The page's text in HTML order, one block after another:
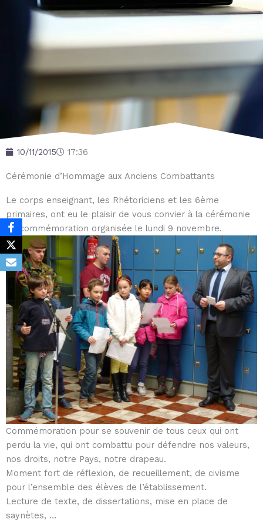
10/11/2015 17:36
Cérémonie d’Hommage aux Anciens Combattants
Le corps enseignant, les Rhétoriciens et les 6ème
primaires, ont eu le plaisir de vous convier à la cérémonie
de commémoration organisée le lundi 9 novembre.
Commémoration pour se souvenir de tous ceux qui ont
perdu la vie, qui ont combattu pour défendre nos valeurs,
nos droits, notre Pays, notre drapeau.
Moment fort de réflexion, de recueillement, de civisme
pour l’ensemble des élèves de l’établissement.
Lecture de texte, de dissertations, mise en place de
saynètes, …